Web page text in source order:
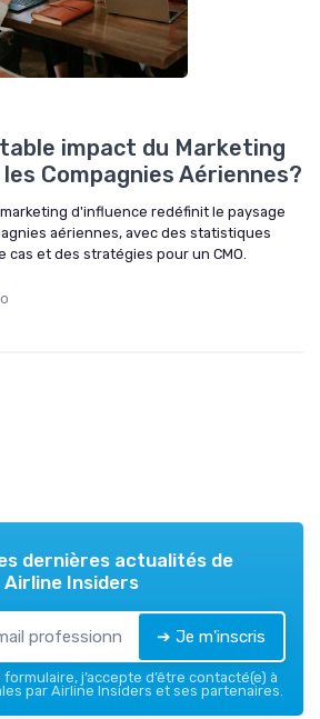
impact du Marketing
Compagnies Aériennes?
d'influence redéfinit le paysage
aériennes, avec des statistiques
et des stratégies pour un CMO.
dernières actualités de
Airline Insiders
➔ Je m'inscris
j’accepte d’être contacté(e) à
par Airline Insiders et ses partenaires.